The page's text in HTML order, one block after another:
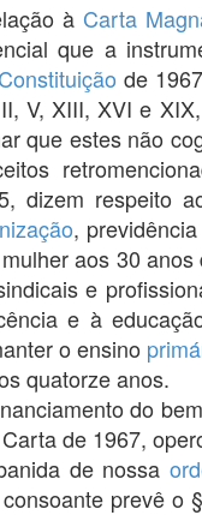
à Carta
que a
Constituição de
V, XIII, XVI e
que estes não
dizem respeito
,
aos 30
e
e à
o ensino
quatorze anos.
do
de 1967,
de nossa
prevê o